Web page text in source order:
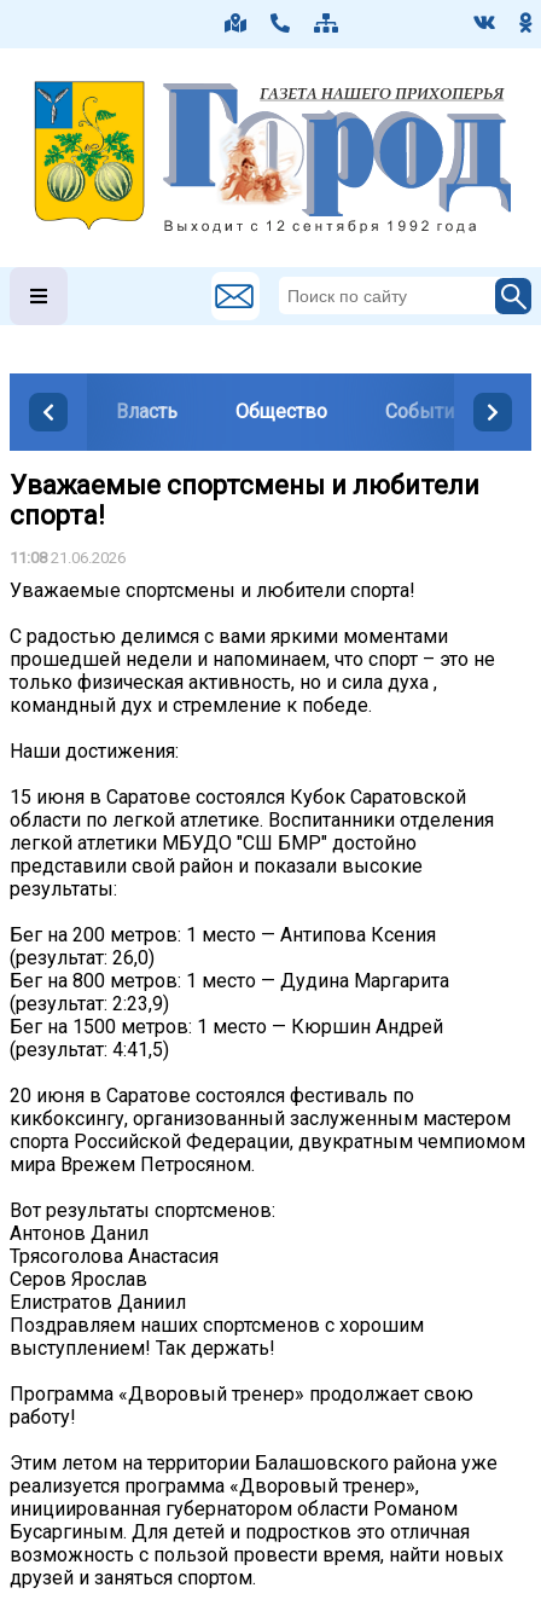
Власть Общество События
Уважаемые спортсмены и любители
спорта!
11:0821.06.2026
Уважаемые спортсмены и любители спорта!
С радостью делимся с вами яркими моментами
прошедшей недели и напоминаем, что спорт – это не
только физическая активность, но и сила духа ,
командный дух и стремление к победе.
Наши достижения:
15 июня в Саратове состоялся Кубок Саратовской
области по легкой атлетике. Воспитанники отделения
легкой атлетики МБУДО "СШ БМР" достойно
представили свой район и показали высокие
результаты:
Бег на 200 метров: 1 место — Антипова Ксения
(результат: 26,0)
Бег на 800 метров: 1 место — Дудина Маргарита
(результат: 2:23,9)
Бег на 1500 метров: 1 место — Кюршин Андрей
(результат: 4:41,5)
20 июня в Саратове состоялся фестиваль по
кикбоксингу, организованный заслуженным мастером
спорта Российской Федерации, двукратным чемпиомом
мира Врежем Петросяном.
Вот результаты спортсменов:
Антонов Данил
Трясоголова Анастасия
Серов Ярослав
Елистратов Даниил
Поздравляем наших спортсменов с хорошим
выступлением! Так держать!
Программа «Дворовый тренер» продолжает свою
работу! ️
Этим летом на территории Балашовского района уже
реализуется программа «Дворовый тренер»,
инициированная губернатором области Романом
Бусаргиным. Для детей и подростков это отличная
возможность с пользой провести время, найти новых
друзей и заняться спортом.